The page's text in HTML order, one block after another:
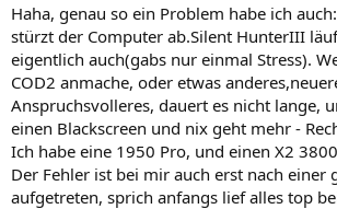
Haha, genau so ein Problem habe ich
stürzt der Computer ab.Silent HunterIII
eigentlich auch(gabs nur einmal Stress).
COD2 anmache, oder etwas
Anspruchsvolleres, dauert es nicht lange,
einen Blackscreen und nix geht mehr -
Ich habe eine 1950 Pro, und einen X2
Der Fehler ist bei mir auch erst nach einer
aufgetreten, sprich anfangs lief alles top